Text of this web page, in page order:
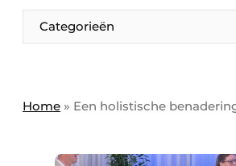
Categorieën
Home » Een holistische